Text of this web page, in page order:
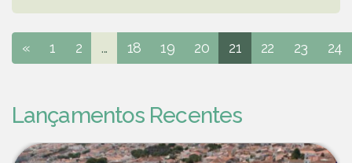
« 1 2 ... 18 19 20 21 22 23 24
Lançamentos Recentes